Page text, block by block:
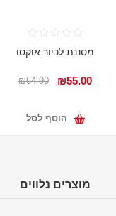
מסננת לכיור אוקסו
₪55.00
₪64.90
הוסף לסל
מוצרים נלווים